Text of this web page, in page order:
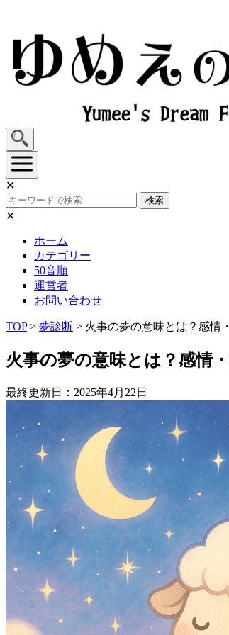
content
✕
検索
✕
ホーム
カテゴリー
50音順
運営者
お問い合わせ
TOP> 夢診断 > 火事の夢の意味とは？感情
火事の夢の意味とは？感情
最終更新日：2025年4月22日